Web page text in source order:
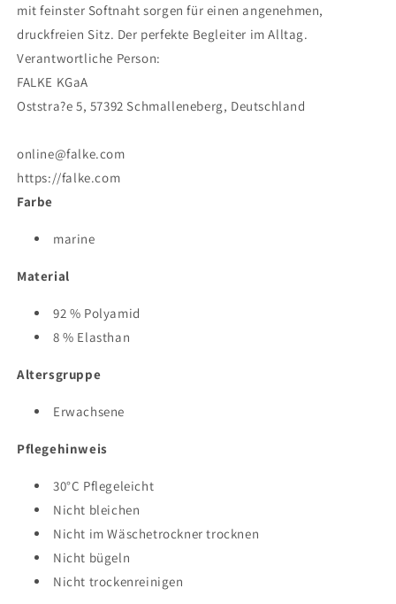
mit feinster Softnaht sorgen für einen angenehmen,
druckfreien Sitz. Der perfekte Begleiter im Alltag.
Verantwortliche Person:
FALKE KGaA
Oststra?e 5, 57392 Schmalleneberg, Deutschland
online@falke.com
https://falke.com
Farbe
marine
Material
92 % Polyamid
8 % Elasthan
Altersgruppe
Erwachsene
Pflegehinweis
30°C Pflegeleicht
Nicht bleichen
Nicht im Wäschetrockner trocknen
Nicht bügeln
Nicht trockenreinigen